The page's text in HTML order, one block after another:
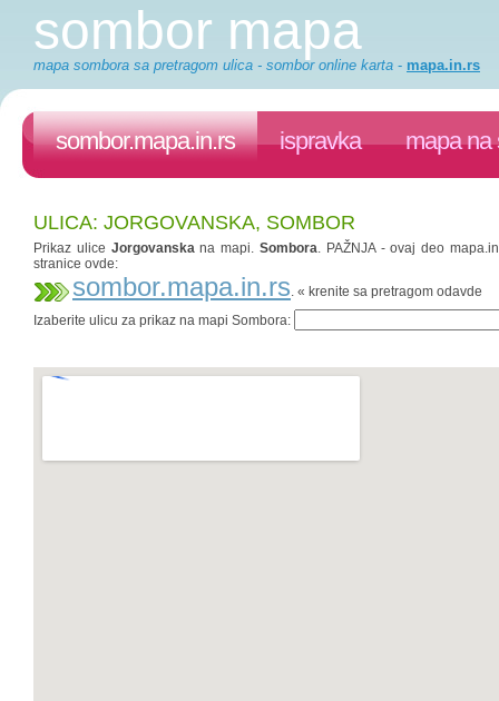
sombor mapa
mapa sombora sa pretragom ulica - sombor online karta - mapa.in.rs
sombor.mapa.in.rs ispravka mapa na
ULICA: JORGOVANSKA, SOMBOR
Prikaz ulice Jorgovanskana mapi.Sombora. PAŽNJA - ovaj deo
stranice ovde:
sombor.mapa.in.rs. « krenite sa pretragom odavde
Izaberite ulicu za prikaz na mapi Sombora: